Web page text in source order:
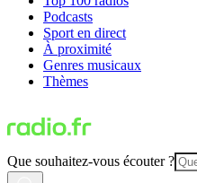
Podcasts
Sport en direct
À proximité
Genres musicaux
Thèmes
Que souhaitez-vous écouter ?